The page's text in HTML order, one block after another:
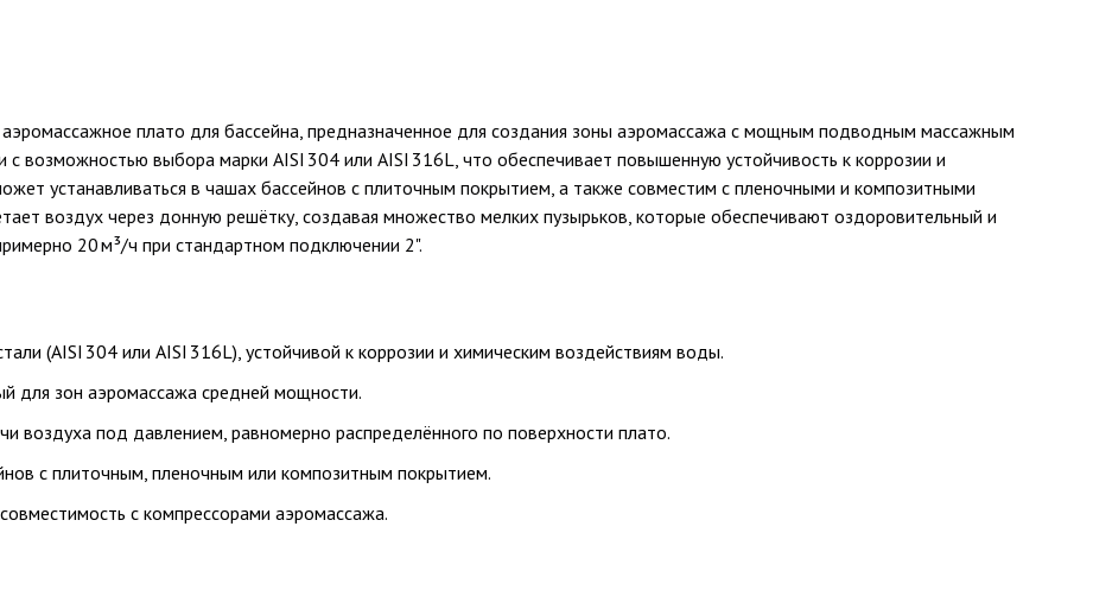
плато для бассейна, предназначенное для создания зоны аэромассажа с мощным подводным массажным
возможностью выбора марки AISI 304 или AISI 316L, что обеспечивает повышенную устойчивость к коррозии и
устанавливаться в чашах бассейнов с плиточным покрытием, а также совместим с пленочными и композитными
воздух через донную решётку, создавая множество мелких пузырьков, которые обеспечивают оздоровительный и
20 м³/ч при стандартном подключении 2".
(AISI 304 или AISI 316L), устойчивой к коррозии и химическим воздействиям воды.
для зон аэромассажа средней мощности.
воздуха под давлением, равномерно распределённого по поверхности плато.
с плиточным, пленочным или композитным покрытием.
с компрессорами аэромассажа.